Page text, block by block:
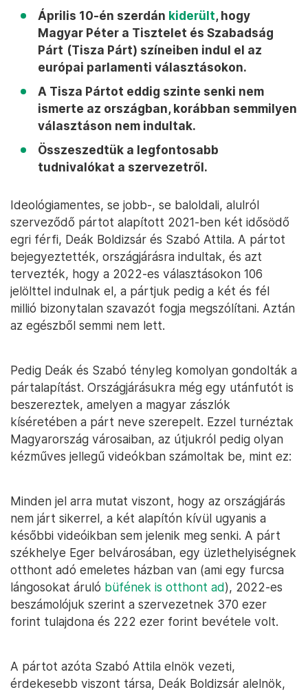
Április 10-én szerdán kiderült, hogy
Magyar Péter a Tisztelet és Szabadság
Párt (Tisza Párt) színeiben indul el az
európai parlamenti választásokon.
A Tisza Pártot eddig szinte senki nem
ismerte az országban, korábban semmilyen
választáson nem indultak.
Összeszedtük a legfontosabb
tudnivalókat a szervezetről.
Ideológiamentes, se jobb-, se baloldali, alulról
szerveződő pártot alapított 2021-ben két idősödő
egri férfi, Deák Boldizsár és Szabó Attila. A pártot
bejegyeztették, országjárásra indultak, és azt
tervezték, hogy a 2022-es választásokon 106
jelölttel indulnak el, a pártjuk pedig a két és fél
millió bizonytalan szavazót fogja megszólítani. Aztán
az egészből semmi nem lett.
Pedig Deák és Szabó tényleg komolyan gondolták a
pártalapítást. Országjárásukra még egy utánfutót is
beszereztek, amelyen a magyar zászlók
kíséretében a párt neve szerepelt. Ezzel turnéztak
Magyarország városaiban, az útjukról pedig olyan
kézműves jellegű videókban számoltak be, mint ez:
Minden jel arra mutat viszont, hogy az országjárás
nem járt sikerrel, a két alapítón kívül ugyanis a
későbbi videóikban sem jelenik meg senki. A párt
székhelye Eger belvárosában, egy üzlethelyiségnek
otthont adó emeletes házban van (ami egy furcsa
lángosokat áruló büfének is otthont ad), 2022-es
beszámolójuk szerint a szervezetnek 370 ezer
forint tulajdona és 222 ezer forint bevétele volt.
A pártot azóta Szabó Attila elnök vezeti,
érdekesebb viszont társa, Deák Boldizsár alelnök,